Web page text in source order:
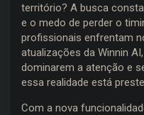
território? A busca
e o medo de perder o
profissionais enfrentam
atualizações da Winnin
dominarem a atenção e
essa realidade está
Com a nova